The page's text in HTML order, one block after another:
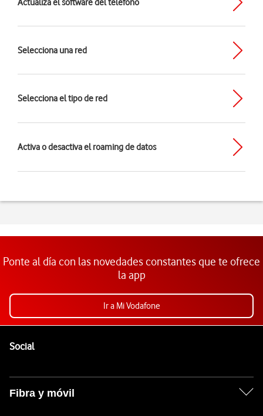
Actualiza el software del teléfono
Selecciona una red
Selecciona el tipo de red
Activa o desactiva el roaming de datos
Ponte al día con las novedades constantes que te ofrece
la app
Ir a Mi Vodafone
SocialEnlaces a las redes sociales de Vodafone
Fibra y móvil